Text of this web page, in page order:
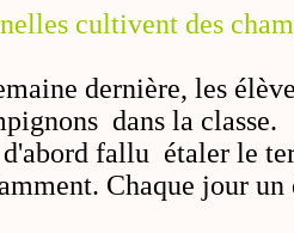
cultivent des
dernière, les
dans la classe.
fallu étaler le
Chaque jour